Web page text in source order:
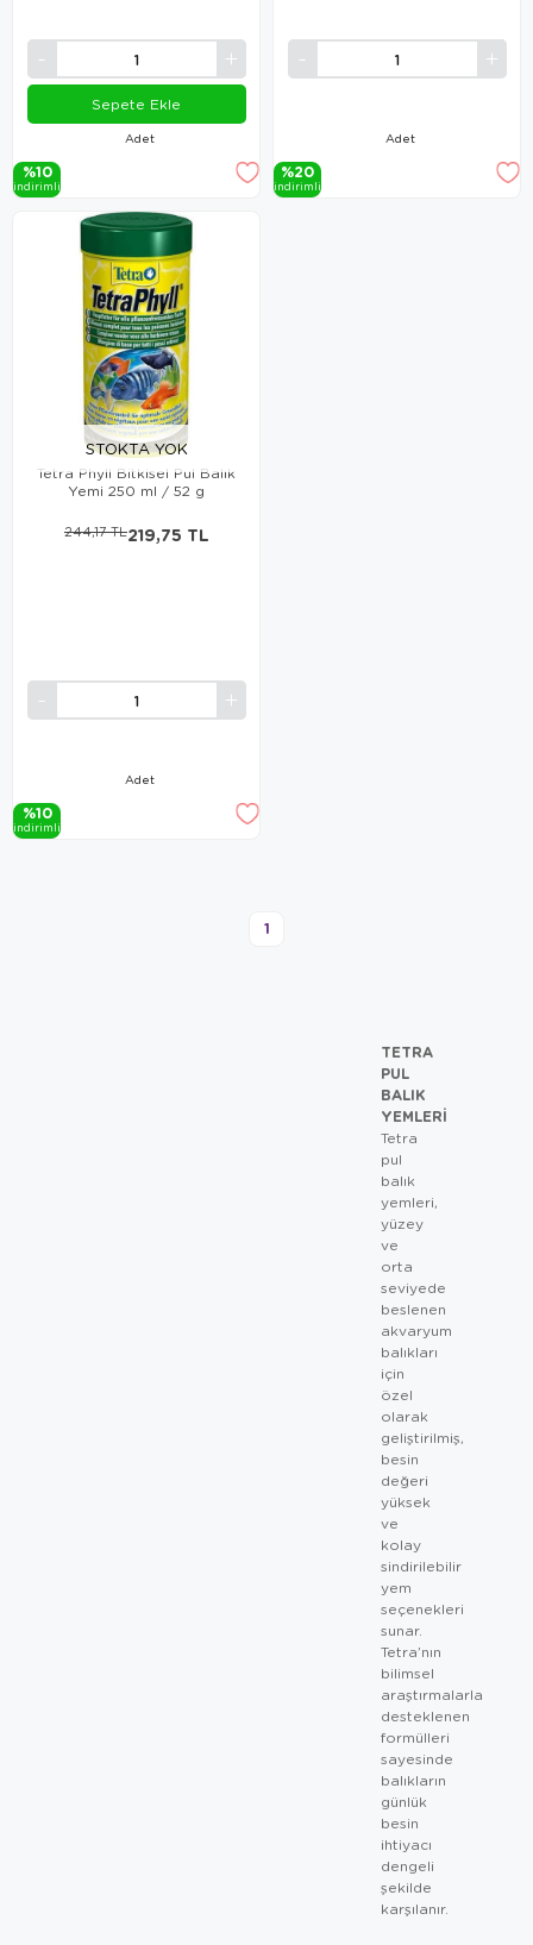
Adet
Sepete Ekle
%10
i̇ndi̇ri̇mli̇
Adet
%20
i̇ndi̇ri̇mli̇
STOKTA YOK
Tetra Phyll Bitkisel Pul Balık
Yemi 250 ml / 52 g
Adet
219,75 TL
244,17 TL
%10
i̇ndi̇ri̇mli̇
1
TETRA
PUL
BALIK
YEMLERI
Tetra
pul
balık
yemleri,
yüzey
ve
orta
seviyede
beslenen
akvaryum
balıkları
için
özel
olarak
geliştirilmiş,
besin
değeri
yüksek
ve
kolay
sindirilebilir
yem
seçenekleri
sunar.
Tetra’nın
bilimsel
araştırmalarla
desteklenen
formülleri
sayesinde
balıkların
günlük
besin
ihtiyacı
dengeli
şekilde
karşılanır.